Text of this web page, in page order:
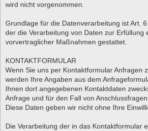
wird nicht vorgenommen.
Grundlage für die Datenverarbeitung ist Art. 6
der die Verarbeitung von Daten zur Erfüllung
vorvertraglicher Maßnahmen gestattet.
KONTAKTFORMULAR
Wenn Sie uns per Kontaktformular Anfragen
werden Ihre Angaben aus dem
Ihnen dort angegebenen Kontaktdaten
Anfrage und für den Fall von
Diese Daten geben wir nicht ohne Ihre
Die Verarbeitung der in das Kontaktformular